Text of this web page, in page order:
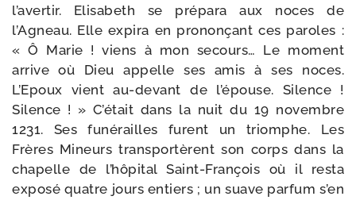
l’avertir. Elisabeth se pré­pa­ra aux noces de
l’Agneau. Elle expi­ra en pro­non­çant ces paroles :
« Ô Marie ! viens à mon secours… Le moment
arrive où Dieu appelle ses amis à ses noces.
L’Epoux vient au-​devant de l’épouse. Silence !
Silence ! » C’était dans la nuit du 19 novembre
1231. Ses funé­railles furent un triomphe. Les
Frères Mineurs trans­por­tèrent son corps dans la
cha­pelle de l’hôpital Saint-​François où il res­ta
expo­sé quatre jours entiers ; un suave par­fum s’en